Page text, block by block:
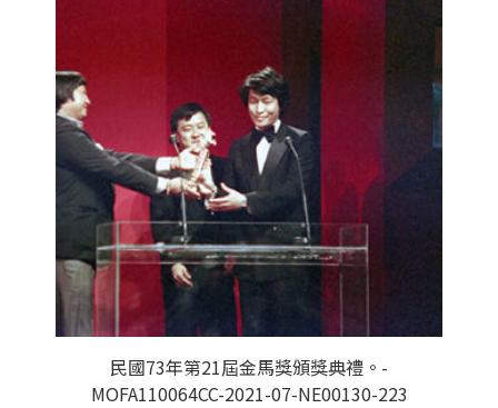
民國73年第21屆金馬獎頒獎典禮。-
MOFA110064CC-2021-07-NE00130-223